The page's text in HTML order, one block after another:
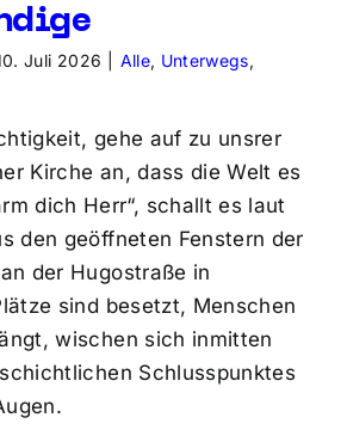
Juli 2026 Alle, Unterwegs,
gehe auf zu unsrer
Kirche an, dass die Welt es
dich Herr“, schallt es laut
den geöffneten Fenstern der
der Hugostraße in
sind besetzt, Menschen
wischen sich inmitten
Schlusspunktes